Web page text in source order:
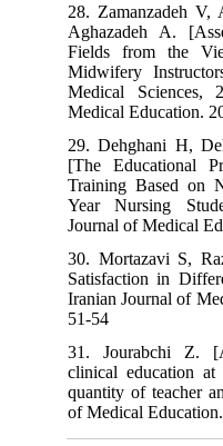
28. Zamanzadeh
Aghazadeh A.
Fields from the
Midwifery
Medical
Medical Education.
29. Dehghani H,
[The Educational
Training Based on
Year Nursing
Journal of Medical
30. Mortazavi S,
Satisfaction in
Iranian Journal of
51-54
31. Jourabchi Z.
clinical education
quantity of teacher
of Medical